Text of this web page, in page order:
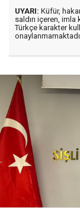
UYARI: Küfür,
saldırı içeren, imla
Türkçe karakter